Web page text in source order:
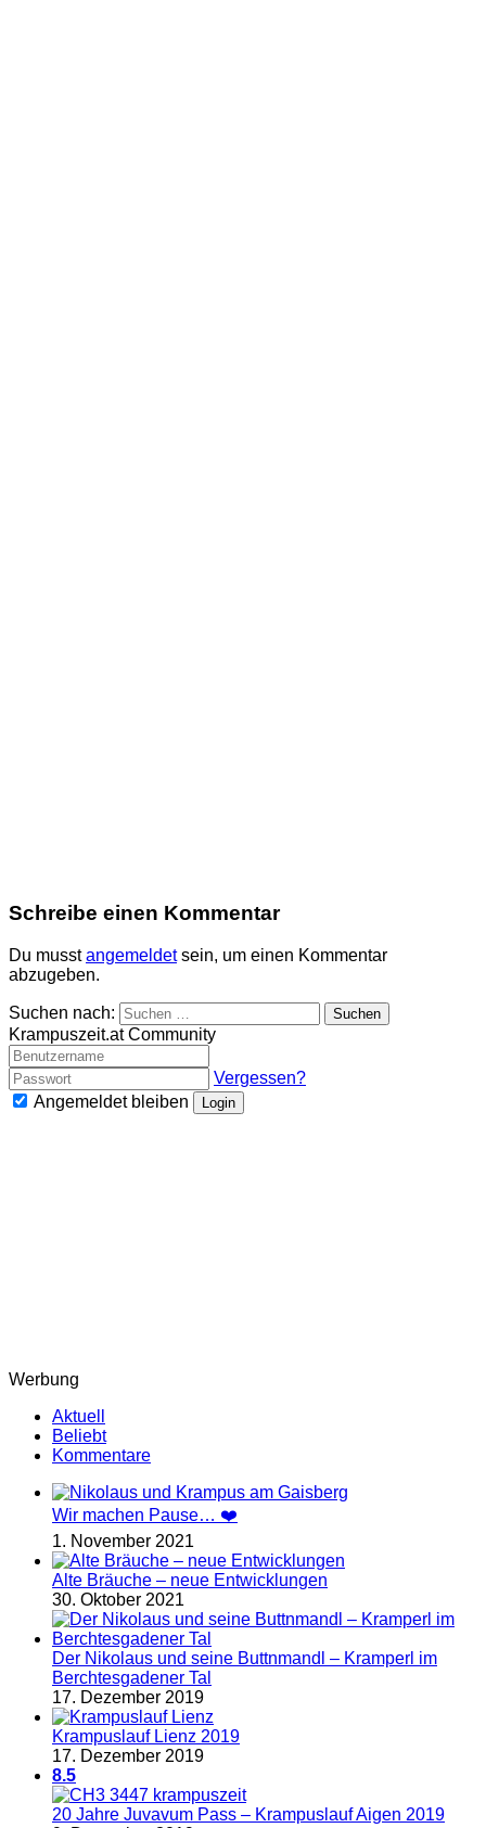
Schreibe einen Kommentar
Du musstangemeldetsein, um einen Kommentar
abzugeben.
Suchen nach:
Krampuszeit.at Community
Vergessen?
Angemeldet bleiben
Login
Werbung
Aktuell
Beliebt
Kommentare
Wir machen Pause… ❤️
1. November 2021
Alte Bräuche – neue Entwicklungen
30. Oktober 2021
Der Nikolaus und seine Buttnmandl – Kramperl im
Berchtesgadener Tal
17. Dezember 2019
Krampuslauf Lienz 2019
17. Dezember 2019
8.5
20 Jahre Juvavum Pass – Krampuslauf Aigen 2019